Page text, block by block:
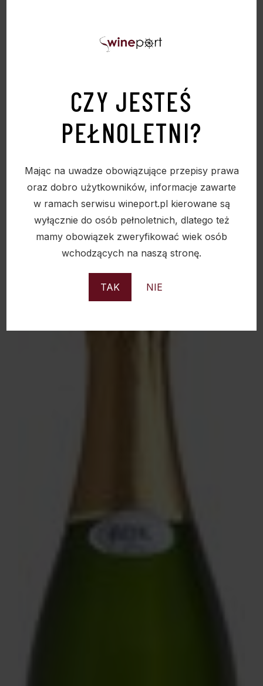
CZY JESTEŚ
PEŁNOLETNI?
Mając na uwadze obowiązujące przepisy prawa
oraz dobro użytkowników, informacje zawarte
w ramach serwisu wineport.pl kierowane są
wyłącznie do osób pełnoletnich, dlatego też
mamy obowiązek zweryfikować wiek osób
wchodzących na naszą stronę.
TAK NIE
WINO MIOLO LOTE 43 0,75L 14%
Sold